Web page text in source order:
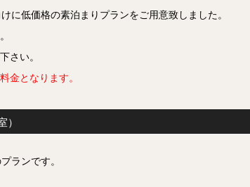
に低価格の素泊まりプランをご用意致しました。
さい。
金となります。
ランです。